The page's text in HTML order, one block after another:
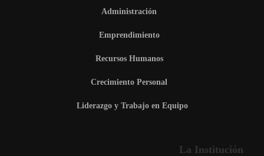
Administración
Emprendimiento
Recursos Humanos
Crecimiento Personal
Liderazgo y Trabajo en Equipo
La Institución